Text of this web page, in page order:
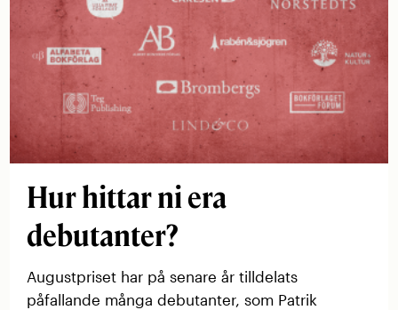
Hur hittar ni era
debutanter?
Augustpriset har på senare år tilldelats
påfallande många ­debutanter, som Patrik